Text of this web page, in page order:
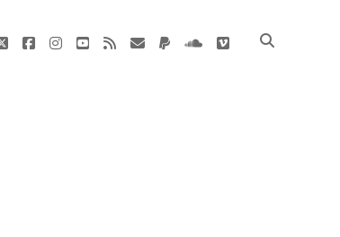
twitterfacebookinstagram
youtube
rss E-
paypalsoundcloud
vimeo